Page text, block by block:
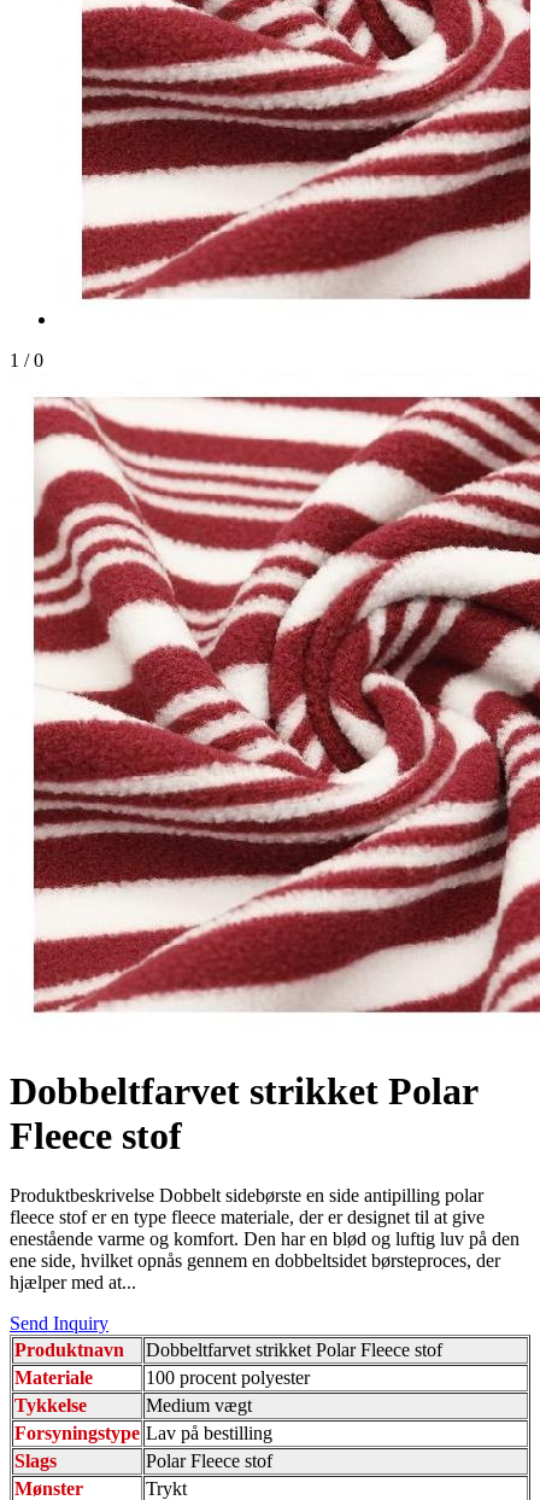
1 / 0
Dobbeltfarvet strikket Polar
Fleece stof
Produktbeskrivelse Dobbelt sidebørste en side antipilling polar
fleece stof er en type fleece materiale, der er designet til at give
enestående varme og komfort. Den har en blød og luftig luv på den
ene side, hvilket opnås gennem en dobbeltsidet børsteproces, der
hjælper med at...
Send Inquiry
Produktnavn
Dobbeltfarvet strikket Polar Fleece stof
Materiale
100 procent polyester
Tykkelse
Medium vægt
Forsyningstype Lav på bestilling
Slags
Polar Fleece stof
Mønster
Trykt